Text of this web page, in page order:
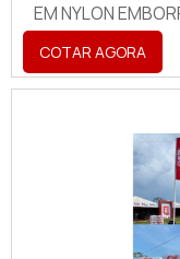
EM NYLON
COTAR AGORA